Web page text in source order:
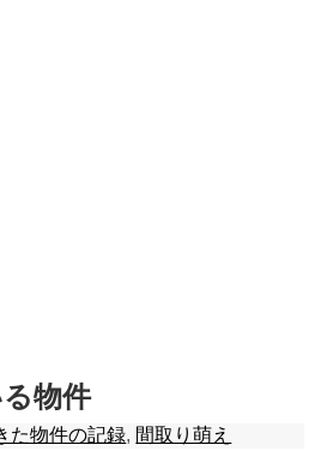
物件
た物件の記録, 間取り萌え